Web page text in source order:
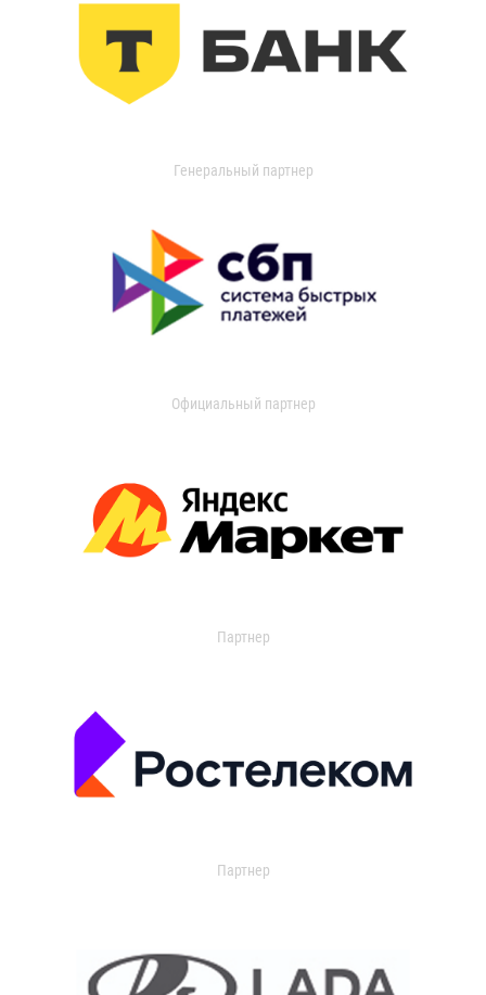
Генеральный партнер
Официальный партнер
Партнер
Партнер